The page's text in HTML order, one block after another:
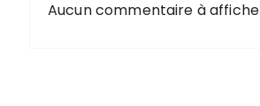
Aucun commentaire à